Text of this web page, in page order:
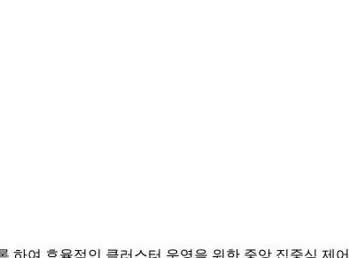
하여 효율적인 클러스터 운영을 위한 중앙 집중식 제